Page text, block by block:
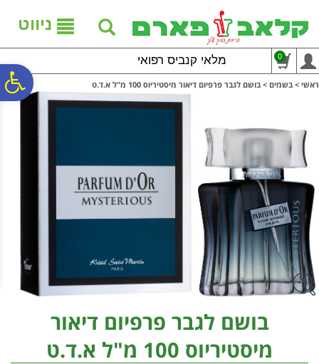
נגישות
אתר
המרכזי
ניווט
מלאי קנביס רפואי 0
ראשי > בשמים > בושם לגבר פרפיום דיאור מיסטיריוס 100 מ"ל א.ד.ט
בושם לגבר פרפיום דיאור
מיסטיריוס 100 מ"ל א.ד.ט